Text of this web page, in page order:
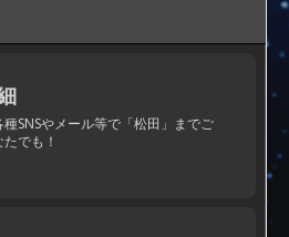
SNSやメール等で「松田」までご
でも！